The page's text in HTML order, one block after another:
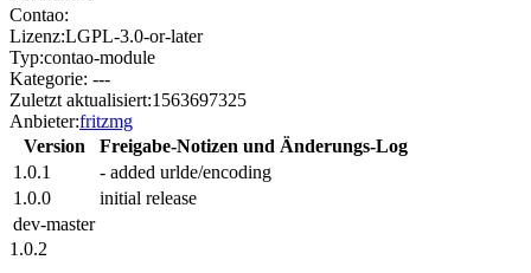
Contao:
Lizenz:LGPL-3.0-or-later
Typ:contao-module
Kategorie: ---
Zuletzt aktualisiert:1563697325
Anbieter:fritzmg
Version
Freigabe-Notizen und Änderungs-Log
1.0.1
- added urlde/encoding
1.0.0
initial release
dev-master
1.0.2